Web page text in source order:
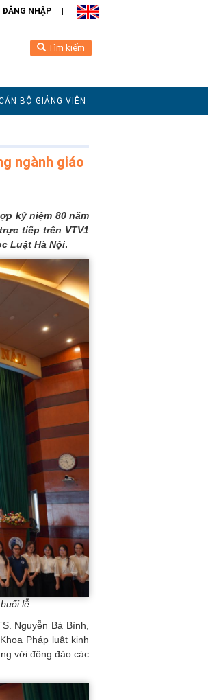
ĐĂNG NHẬP
Tìm kiếm
BỘ GIẢNG VIÊN
ngành giáo
kỷ niệm 80 năm
tiếp trên VTV1
Luật Hà Nội.
lễ
Nguyễn Bá Bình,
Pháp luật kinh
với đông đảo các